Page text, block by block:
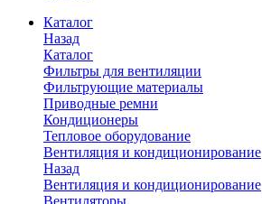
Каталог
Назад
Каталог
Фильтры для вентиляции
Фильтрующие материалы
Приводные ремни
Кондиционеры
Тепловое оборудование
Вентиляция и кондиционирование
Назад
Вентиляция и кондиционирование
Вентиляторы